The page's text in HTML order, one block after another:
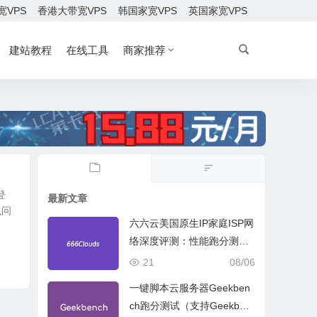
VPS 香港大带宽VPS 韩国家宽VPS 英国家宽VPS
建站教程 在线工具 商家推荐
最新文章
六六云美国原生IP家庭ISP网
络深度评测：性能跑分测
试、网络线路与购买建议08/06
21
一键脚本云服务器Geekben
ch跑分测试（支持Geekben